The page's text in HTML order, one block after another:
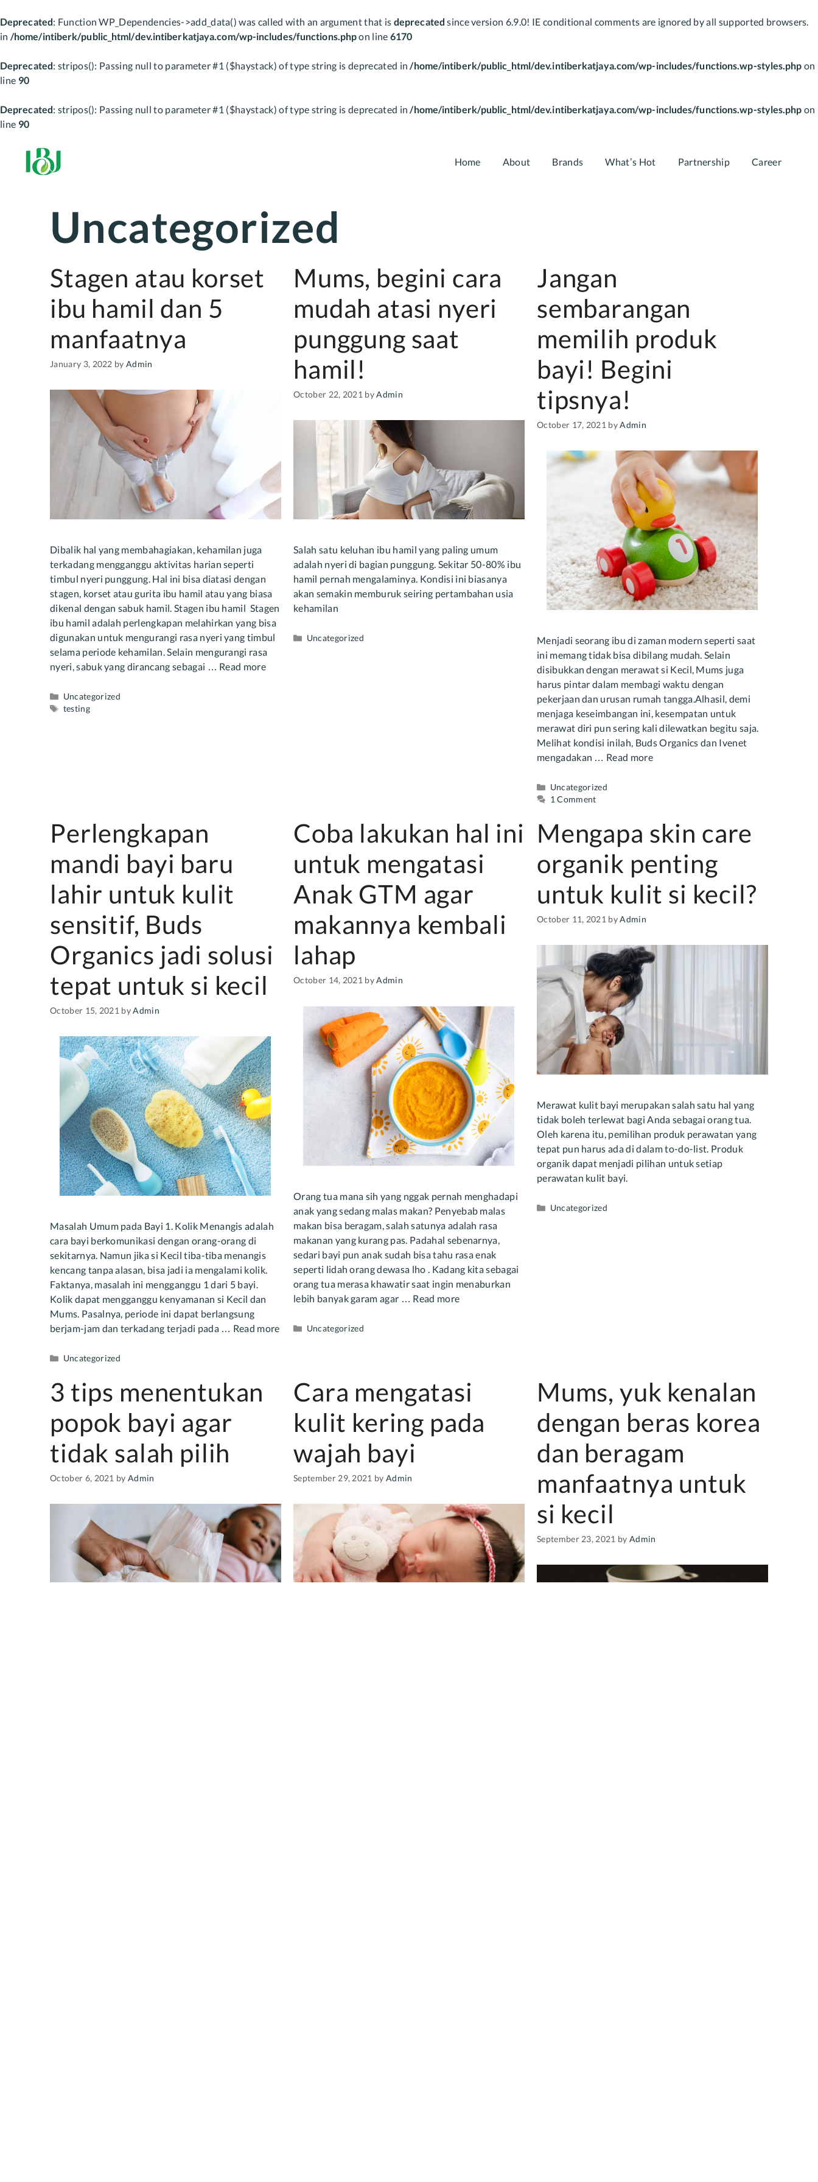
Deprecated: Function WP_Dependencies->add_data() was called with an argument that is deprecated since version 6.9.0! IE conditional comments are ignored by all supported browsers.
in /home/intiberk/public_html/dev.intiberkatjaya.com/wp-includes/functions.phpon line 6170
Deprecated: stripos(): Passing null to parameter #1 ($haystack) of type string is deprecated in/home/intiberk/public_html/dev.intiberkatjaya.com/wp-includes/functions.wp-styles.php on
line 90
Deprecated: stripos(): Passing null to parameter #1 ($haystack) of type string is deprecated in/home/intiberk/public_html/dev.intiberkatjaya.com/wp-includes/functions.wp-styles.php on
line 90
content
Home About Brands What’s Hot Partnership Career
Uncategorized
Stagen atau korset
ibu hamil dan 5
manfaatnya
January 3, 2022 byAdmin
Dibalik hal yang membahagiakan, kehamilan juga
terkadang mengganggu aktivitas harian seperti
timbul nyeri punggung. Hal ini bisa diatasi dengan
stagen, korset atau gurita ibu hamil atau yang biasa
dikenal dengan sabuk hamil. Stagen ibu hamil Stagen
ibu hamil adalah perlengkapan melahirkan yang bisa
digunakan untuk mengurangi rasa nyeri yang timbul
selama periode kehamilan. Selain mengurangi rasa
nyeri, sabuk yang dirancang sebagai … Read more
Categories
Uncategorized
Tags
testing
Mums, begini cara
mudah atasi nyeri
punggung saat
hamil!
October 22, 2021 byAdmin
Salah satu keluhan ibu hamil yang paling umum
adalah nyeri di bagian punggung. Sekitar 50-80% ibu
hamil pernah mengalaminya. Kondisi ini biasanya
akan semakin memburuk seiring pertambahan usia
kehamilan
Categories
Uncategorized
Jangan
sembarangan
memilih produk
bayi! Begini
tipsnya!
October 17, 2021 byAdmin
Menjadi seorang ibu di zaman modern seperti saat
ini memang tidak bisa dibilang mudah. Selain
disibukkan dengan merawat si Kecil, Mums juga
harus pintar dalam membagi waktu dengan
pekerjaan dan urusan rumah tangga.Alhasil, demi
menjaga keseimbangan ini, kesempatan untuk
merawat diri pun sering kali dilewatkan begitu saja.
Melihat kondisi inilah, Buds Organics dan Ivenet
mengadakan … Read more
Categories
Uncategorized
1 Comment
Perlengkapan
mandi bayi baru
lahir untuk kulit
sensitif, Buds
Organics jadi solusi
tepat untuk si kecil
October 15, 2021 byAdmin
Masalah Umum pada Bayi 1. Kolik Menangis adalah
cara bayi berkomunikasi dengan orang-orang di
sekitarnya. Namun jika si Kecil tiba-tiba menangis
kencang tanpa alasan, bisa jadi ia mengalami kolik.
Faktanya, masalah ini mengganggu 1 dari 5 bayi.
Kolik dapat mengganggu kenyamanan si Kecil dan
Mums. Pasalnya, periode ini dapat berlangsung
berjam-jam dan terkadang terjadi pada … Read more
Categories
Uncategorized
Coba lakukan hal ini
untuk mengatasi
Anak GTM agar
makannya kembali
lahap
October 14, 2021 byAdmin
Orang tua mana sih yang nggak pernah menghadapi
anak yang sedang malas makan? Penyebab malas
makan bisa beragam, salah satunya adalah rasa
makanan yang kurang pas. Padahal sebenarnya,
sedari bayi pun anak sudah bisa tahu rasa enak
seperti lidah orang dewasa lho . Kadang kita sebagai
orang tua merasa khawatir saat ingin menaburkan
lebih banyak garam agar … Read more
Categories
Uncategorized
Mengapa skin care
organik penting
untuk kulit si kecil?
October 11, 2021 byAdmin
Merawat kulit bayi merupakan salah satu hal yang
tidak boleh terlewat bagi Anda sebagai orang tua.
Oleh karena itu, pemilihan produk perawatan yang
tepat pun harus ada di dalam to-do-list. Produk
organik dapat menjadi pilihan untuk setiap
perawatan kulit bayi.
Categories
Uncategorized
3 tips menentukan
popok bayi agar
tidak salah pilih
October 6, 2021 byAdmin
Cara mengatasi
kulit kering pada
wajah bayi
September 29, 2021 byAdmin
Mums, yuk kenalan
dengan beras korea
dan beragam
manfaatnya untuk
si kecil
September 23, 2021 byAdmin